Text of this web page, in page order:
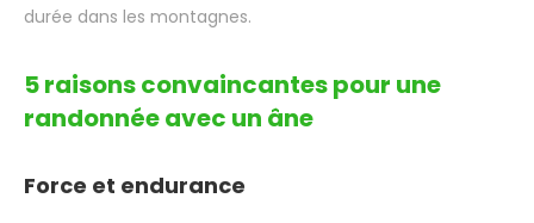
durée dans les montagnes.
5 raisons convaincantes pour une
randonnée avec un âne
Force et endurance